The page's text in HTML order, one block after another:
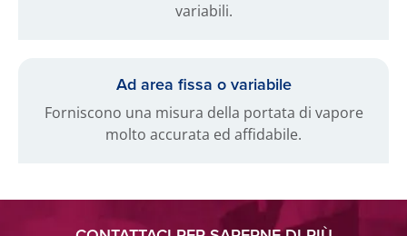
variabili.
Ad area fissa o variabile
Forniscono una misura della portata di vapore
molto accurata ed affidabile.